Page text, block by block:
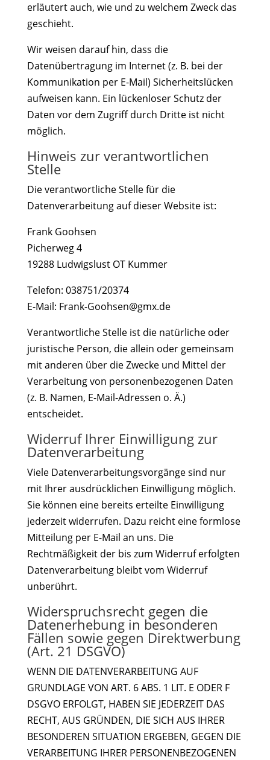
erläutert auch, wie und zu welchem Zweck das
geschieht.
Wir weisen darauf hin, dass die
Datenübertragung im Internet (z. B. bei der
Kommunikation per E-Mail) Sicherheitslücken
aufweisen kann. Ein lückenloser Schutz der
Daten vor dem Zugriff durch Dritte ist nicht
möglich.
Hinweis zur verantwortlichen
Stelle
Die verantwortliche Stelle für die
Datenverarbeitung auf dieser Website ist:
Frank Goohsen
Picherweg 4
19288 Ludwigslust OT Kummer
Telefon: 038751/20374
E-Mail: Frank-Goohsen@gmx.de
Verantwortliche Stelle ist die natürliche oder
juristische Person, die allein oder gemeinsam
mit anderen über die Zwecke und Mittel der
Verarbeitung von personenbezogenen Daten
(z. B. Namen, E-Mail-Adressen o. Ä.)
entscheidet.
Widerruf Ihrer Einwilligung zur
Datenverarbeitung
Viele Datenverarbeitungsvorgänge sind nur
mit Ihrer ausdrücklichen Einwilligung möglich.
Sie können eine bereits erteilte Einwilligung
jederzeit widerrufen. Dazu reicht eine formlose
Mitteilung per E-Mail an uns. Die
Rechtmäßigkeit der bis zum Widerruf erfolgten
Datenverarbeitung bleibt vom Widerruf
unberührt.
Widerspruchsrecht gegen die
Datenerhebung in besonderen
Fällen sowie gegen Direktwerbung
(Art. 21 DSGVO)
WENN DIE DATENVERARBEITUNG AUF
GRUNDLAGE VON ART. 6 ABS. 1 LIT. E ODER F
DSGVO ERFOLGT, HABEN SIE JEDERZEIT DAS
RECHT, AUS GRÜNDEN, DIE SICH AUS IHRER
BESONDEREN SITUATION ERGEBEN, GEGEN DIE
VERARBEITUNG IHRER PERSONENBEZOGENEN